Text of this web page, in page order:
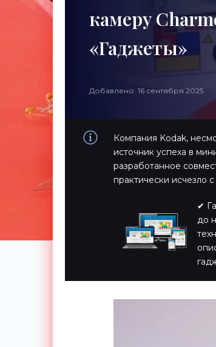
камеру
«Гаджеты»
Добавлено: 16 сентября 2025
Компания Kodak,
источник успеха в
разработанное
практически исчезло
✔
до